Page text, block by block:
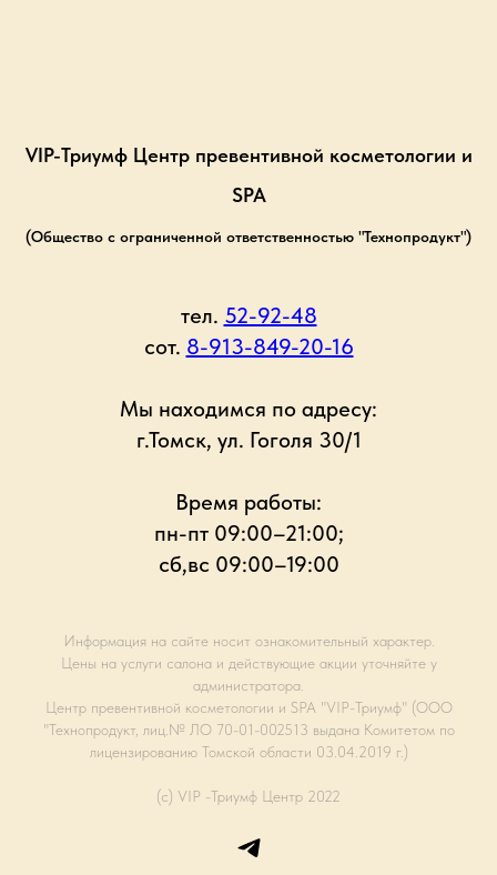
VIP-Триумф Центр превентивной косметологии и
SPA
(Общество с ограниченной ответственностью "Технопродукт")
тел. 52-92-48
сот. 8-913-849-20-16
Мы находимся по адресу:
г.Томск, ул. Гоголя 30/1
Время работы:
пн-пт 09:00–21:00;
сб,вс 09:00–19:00
Информация на сайте носит ознакомительный характер.
Цены на услуги салона и действующие акции уточняйте у
администратора.
Центр превентивной косметологии и SPA "VIP-Триумф" (ООО
"Технопродукт, лиц.№ ЛО 70-01-002513 выдана Комитетом по
лицензированию Томской области 03.04.2019 г.)
(с) VIP -Триумф Центр 2022